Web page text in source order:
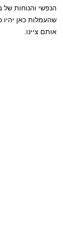
הנפשי והנוחות של
שהעמלות כאן יהיו
אותם ציינו.